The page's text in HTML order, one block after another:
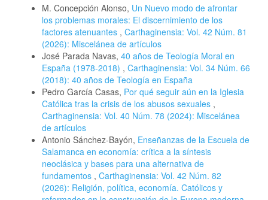
M. Concepción Alonso, Un Nuevo modo de afrontar
los problemas morales: El discernimiento de los
factores atenuantes , Carthaginensia: Vol. 42 Núm. 81
(2026): Miscelánea de artículos
José Parada Navas, 40 años de Teología Moral en
España (1978-2018) , Carthaginensia: Vol. 34 Núm. 66
(2018): 40 años de Teología en España
Pedro García Casas, Por qué seguir aún en la Iglesia
Católica tras la crisis de los abusos sexuales ,
Carthaginensia: Vol. 40 Núm. 78 (2024): Miscelánea
de artículos
Antonio Sánchez-Bayón, Enseñanzas de la Escuela de
Salamanca en economía: crítica a la síntesis
neoclásica y bases para una alternativa de
fundamentos , Carthaginensia: Vol. 42 Núm. 82
(2026): Religión, política, economía. Católicos y